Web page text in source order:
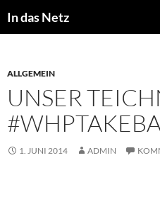
Inhalt
In das Netz
ALLGEMEIN
UNSER
1. JUNI 2014 ADMIN